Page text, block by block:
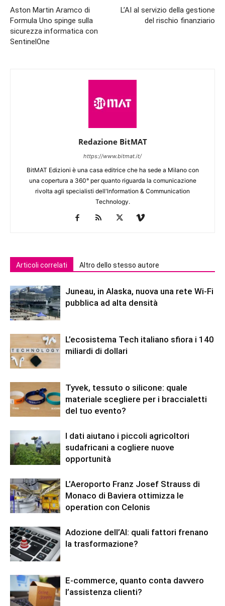
Aston Martin Aramco di
Formula Uno spinge sulla
sicurezza informatica con
SentinelOne
L’AI al servizio della gestione
del rischio finanziario
Redazione BitMAT
https://www.bitmat.it/
BitMAT Edizioni è una casa editrice che ha sede a Milano con
una copertura a 360° per quanto riguarda la comunicazione
rivolta agli specialisti dell'lnformation & Communication
Technology.
Articoli correlati Altro dello stesso autore
Juneau, in Alaska, nuova una rete Wi-Fi
pubblica ad alta densità
L’ecosistema Tech italiano sfiora i 140
miliardi di dollari
Tyvek, tessuto o silicone: quale
materiale scegliere per i braccialetti
del tuo evento?
I dati aiutano i piccoli agricoltori
sudafricani a cogliere nuove
opportunità
L’Aeroporto Franz Josef Strauss di
Monaco di Baviera ottimizza le
operation con Celonis
Adozione dell’AI: quali fattori frenano
la trasformazione?
E-commerce, quanto conta davvero
l’assistenza clienti?